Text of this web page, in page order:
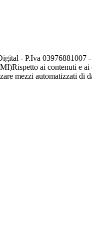
- P.Iva 03976881007
Rispetto ai contenuti e
mezzi automatizzati di